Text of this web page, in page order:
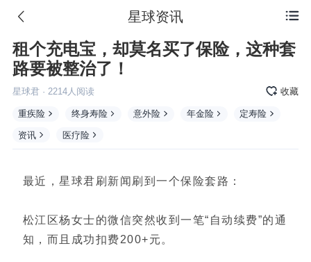
 星球资讯
租个充电宝，却莫名买了保险，这种套
路要被整治了！
星球君· 2214人阅读 收藏
重疾险 终身寿险 意外险 年金险 定寿险
资讯 医疗险
最近，星球君刷新闻刷到一个保险套路：
松江区杨女士的微信突然收到一笔“自动续费”的通
知，而且成功扣费200+元。